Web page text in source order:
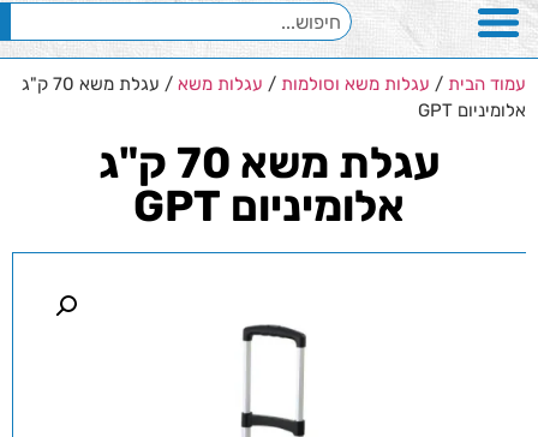
עמוד הבית / עגלות משא וסולמות / עגלות משא
/ עגלת משא 70 ק"ג
אלומיניום GPT
עגלת משא 70 ק"ג
אלומיניום GPT